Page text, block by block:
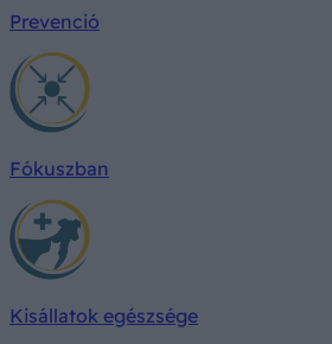
Prevenció
Fókuszban
Kisállatok egészsége